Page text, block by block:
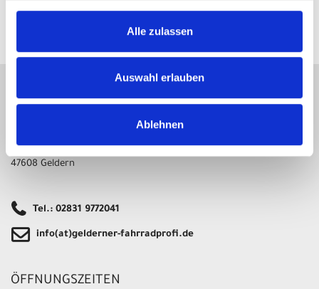
Alle zulassen
Auswahl erlauben
Ablehnen
KONTAKT
Hartstraße 15-17
47608 Geldern
Tel.: 02831 9772041
info(at)gelderner-fahrradprofi.de
ÖFFNUNGSZEITEN